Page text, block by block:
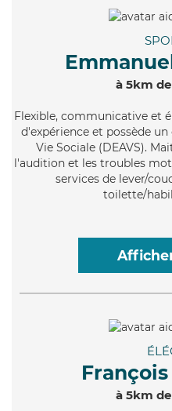
à 5km
Flexible, communicative et
d'expérience et possède
Vie Sociale (DEAVS).
l'audition et les troubles
services de lever/
toilette/
François
à 5km